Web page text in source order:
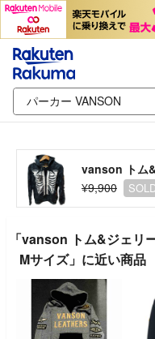
¥9,900
「vanson トム&ジェ
Mサイズ」に近い商品